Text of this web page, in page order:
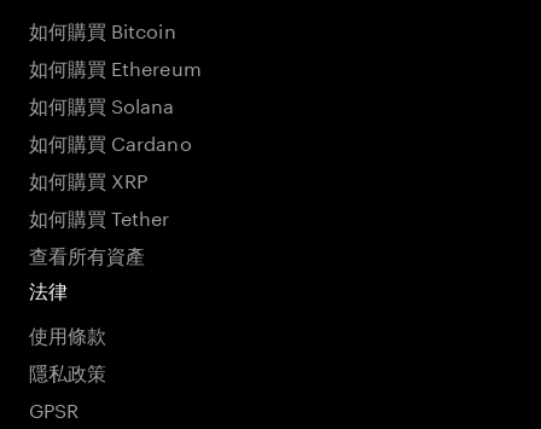
如何購買 Bitcoin
如何購買 Ethereum
如何購買 Solana
如何購買 Cardano
如何購買 XRP
如何購買 Tether
查看所有資產
法律
使用條款
隱私政策
GPSR